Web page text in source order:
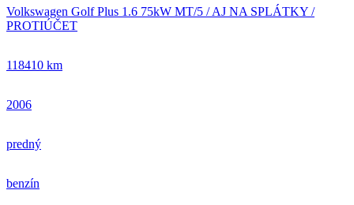
Volkswagen Golf Plus 1.6 75kW MT/5 / AJ NA SPLÁTKY /
PROTIÚČET
118410 km
2006
predný
benzín